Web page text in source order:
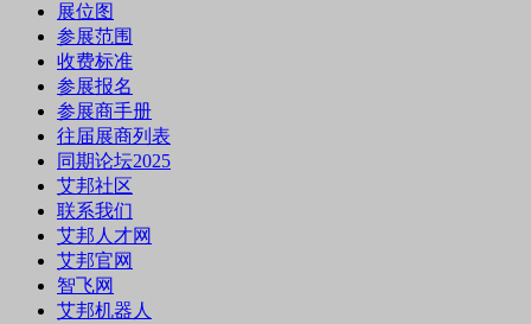
展位图
参展范围
收费标准
参展报名
参展商手册
往届展商列表
同期论坛2025
艾邦社区
联系我们
艾邦人才网
艾邦官网
智飞网
艾邦机器人